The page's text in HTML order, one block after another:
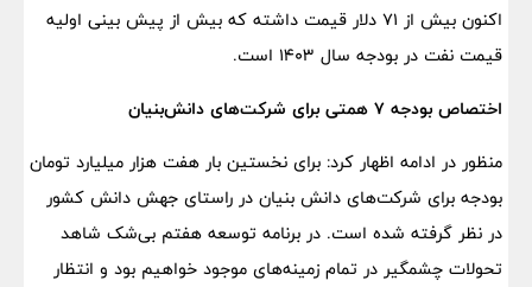
اکنون بیش از ۷۱ دلار قیمت داشته که بیش از پیش بینی اولیه
قیمت نفت در بودجه سال ۱۴۰۳ است.
اختصاص بودجه ۷ همتی برای شرکت‌های دانش‌بنیان
منظور در ادامه اظهار کرد: برای نخستین بار هفت هزار میلیارد تومان
بودجه برای شرکت‌های دانش بنیان در راستای جهش دانش کشور
در نظر گرفته شده است. در برنامه توسعه هفتم بی‌شک شاهد
تحولات چشمگیر در تمام زمینه‌های موجود خواهیم بود و انتظار